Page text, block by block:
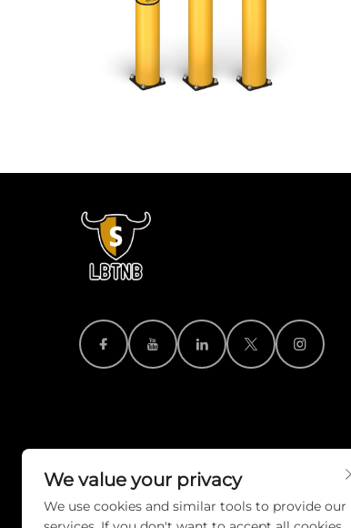
We value your privacy
We use cookies and similar tools to provide our